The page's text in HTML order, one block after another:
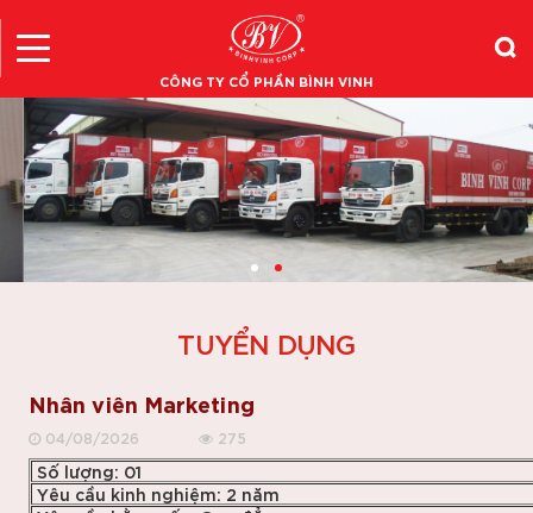
CÔNG TY CỔ PHẦN BÌNH VINH
TUYỂN DỤNG
Nhân viên Marketing
04/08/2026 275
Số lượng: 01
Yêu cầu kinh nghiệm: 2 năm